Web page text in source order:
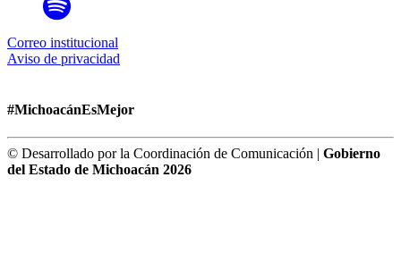
Correo institucional
Aviso de privacidad
#MichoacánEsMejor
© Desarrollado por la Coordinación de Comunicación | Gobierno
del Estado de Michoacán 2026